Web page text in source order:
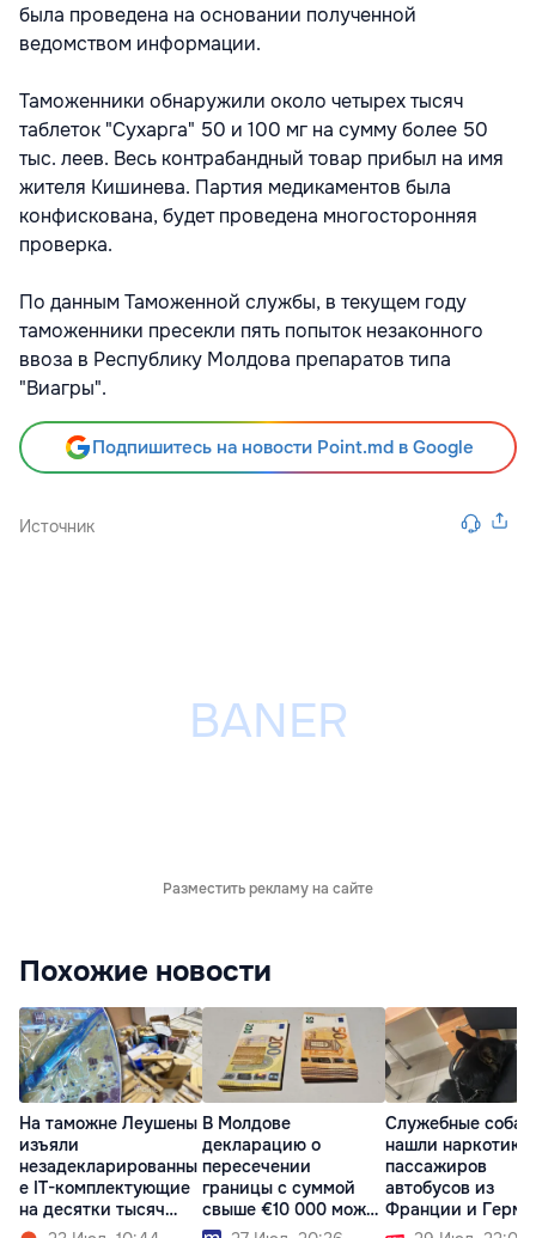
была проведена на основании полученной
ведомством информации.
Таможенники обнаружили около четырех тысяч
таблеток "Сухарга" 50 и 100 мг на сумму более 50
тыс. леев. Весь контрабандный товар прибыл на имя
жителя Кишинева. Партия медикаментов была
конфискована, будет проведена многосторонняя
проверка.
По данным Таможенной службы, в текущем году
таможенники пресекли пять попыток незаконного
ввоза в Республику Молдова препаратов типа
"Виагры".
Подпишитесь на новости Point.md в Google
Источник
Разместить рекламу на сайте
Похожие новости
На таможне Леушены
изъяли
незадекларированны
е IT-комплектующие
на десятки тысяч
леев
В Молдове
декларацию о
пересечении
границы с суммой
свыше €10 000 можно
подать онлайн
Служебные
нашли наркотики
пассажиров
автобусов из
Франции и